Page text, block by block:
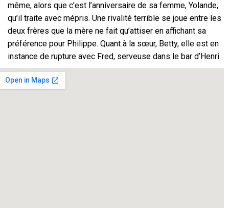
même, alors que c’est l’anniversaire de sa femme, Yolande,
qu’il traite avec mépris. Une rivalité terrible se joue entre les
deux frères que la mère ne fait qu’attiser en affichant sa
préférence pour Philippe. Quant à la sœur, Betty, elle est en
instance de rupture avec Fred, serveuse dans le bar d’Henri.
Comédie grinçante – Tout public